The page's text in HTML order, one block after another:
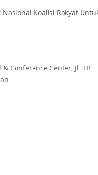
Koalisi Rakyat
Conference Center, Jl. TB